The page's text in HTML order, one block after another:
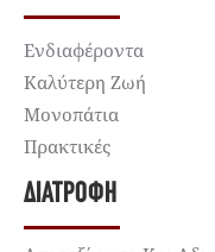
Ενδιαφέροντα
Καλύτερη Ζωή
Μονοπάτια
Πρακτικές
ΔΙΑΤΡΟΦΉ